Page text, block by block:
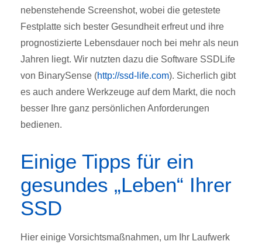
nebenstehende Screenshot, wobei die getestete
Festplatte sich bester Gesundheit erfreut und ihre
prognostizierte Lebensdauer noch bei mehr als neun
Jahren liegt. Wir nutzten dazu die Software SSDLife
von BinarySense (http://ssd-life.com). Sicherlich gibt
es auch andere Werkzeuge auf dem Markt, die noch
besser Ihre ganz persönlichen Anforderungen
bedienen.
Einige Tipps für ein
gesundes „Leben“ Ihrer
SSD
Hier einige Vorsichtsmaßnahmen, um Ihr Laufwerk